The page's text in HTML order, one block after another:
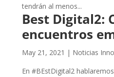
tendrán al menos...
Best Digital2:
encuentros
May 21, 2021 | Noticias
En #BEstDigital2